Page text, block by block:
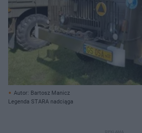
Autor: Bartosz Manicz
Legenda STARA nadciąga